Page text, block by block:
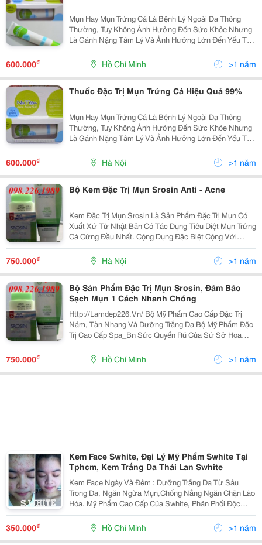
Mụn Hay Mụn Trứng Cá Là Bệnh Lý Ngoài Da Thông
Thường, Tuy Không Ảnh Hưởng Đến Sức Khỏe Nhưng
Là Gánh Nặng Tâm Lý Và Ảnh Hưởng Lớn Đến Yếu Tố
Thẩm Mỹ. Đặc Biệt Mụn Trứng Cá Nếu Không Điều Trị
Đúng Cách Và Kịp Thời Có Thể Để Lại Sẹo Vĩnh Viễn. T
600.000₫ Hồ Chí Minh >1 năm
Thuốc Đặc Trị Mụn Trứng Cá Hiệu Quả 99%
Mụn Hay Mụn Trứng Cá Là Bệnh Lý Ngoài Da Thông
Thường, Tuy Không Ảnh Hưởng Đến Sức Khỏe Nhưng
Là Gánh Nặng Tâm Lý Và Ảnh Hưởng Lớn Đến Yếu Tố
Thẩm Mỹ. Đặc Biệt Mụn Trứng Cá Nếu Không Điều Trị
Đúng Cách Và Kịp Thời Có Thể Để Lại Sẹo Vĩnh Viễn.
600.000₫ Hà Nội >1 năm
Bộ Kem Đặc Trị Mụn Srosin Anti - Acne
Kem Đặc Trị Mụn Srosin Là Sản Phẩm Đặc Trị Mụn Có
Xuất Xứ Từ Nhật Bản Có Tác Dụng Tiêu Diệt Mụn Trứng
Cá Cứng Đầu Nhất. Cộng Dụng Đặc Biệt Cộng Với
Phương Thức Bào Chế Hiện Đại Làm Sản Phẩm Có Tác
Dụn Ngấm Sâu, Diệt Khuẩn Nhanh, Tác Dụng Kéo Dài
750.000₫ Hà Nội >1 năm
Bộ Sản Phẩm Đặc Trị Mụn Srosin, Đảm Bảo
Sạch Mụn 1 Cách Nhanh Chóng
Http://Lamdep226.Vn/ Bộ Mỹ Phẩm Cao Cấp Đặc Trị
Nám, Tàn Nhang Và Dưỡng Trắng Da Bộ Mỹ Phẩm Đặc
Trị Cao Cấp Spa_Bn Sức Quyến Rũ Của Sứ Sở Hoa
Anh Đào Xuất Xứ : Nhật Bản Giá : 1.200.000 Vnđ Thành
Phần : Axit Unsolic_Pc 104 Gồm 9 Loại Amino Ax
750.000₫ Hồ Chí Minh >1 năm
Kem Face Swhite, Đại Lý Mỹ Phẩm Swhite Tại
Tphcm, Kem Trắng Da Thái Lan Swhite
Kem Face Ngày Và Đêm : Dưỡng Trắng Da Từ Sâu
Trong Da, Ngăn Ngừa Mụn,Chống Nắng Ngăn Chặn Lão
Hóa. Mỹ Phẩm Cao Cấp Của Swhite, Phân Phối Độc
Quyền Có Tem Kiểm Định, Tem Chống Hàng Nhái Hàng
350.000₫ Hồ Chí Minh >1 năm